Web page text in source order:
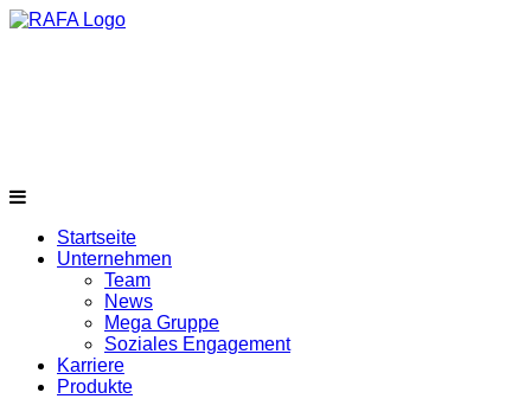
Startseite
Unternehmen
Team
News
Mega Gruppe
Soziales Engagement
Karriere
Produkte